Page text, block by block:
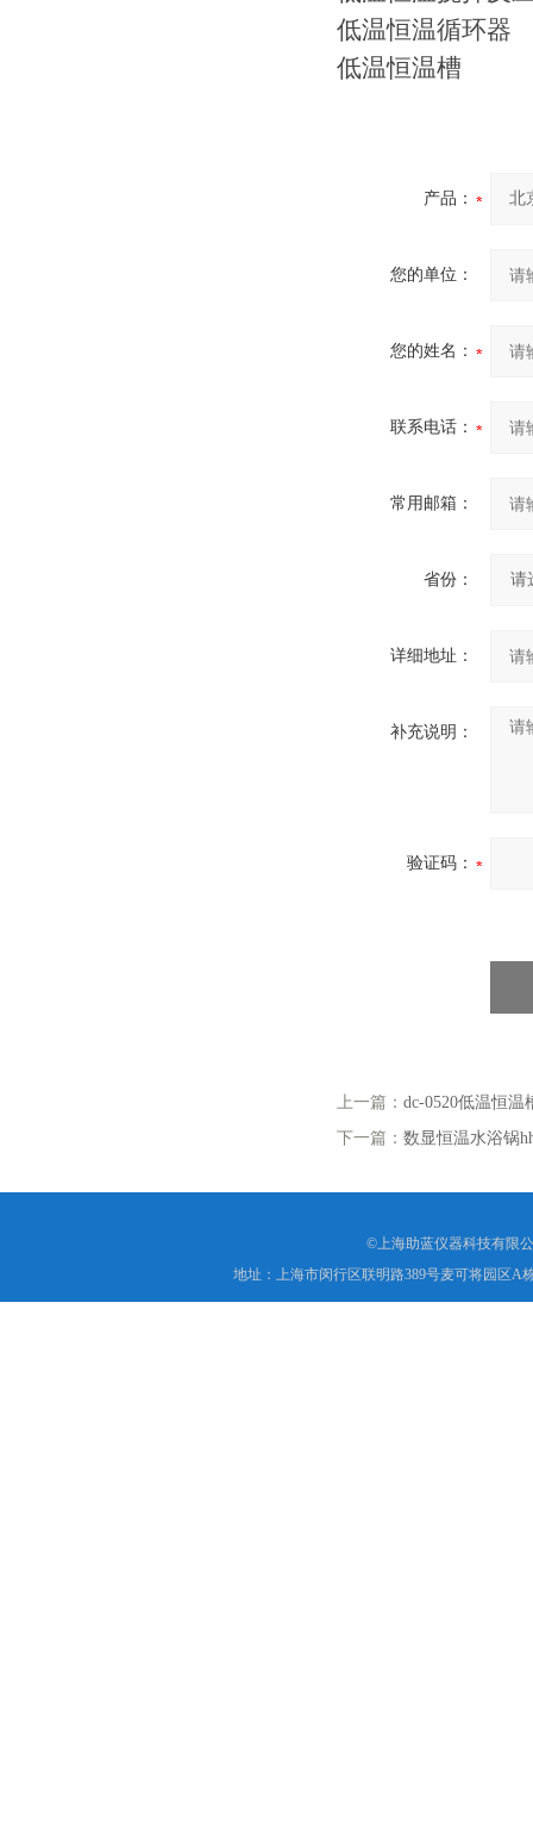
低温恒温循环器
低温恒温槽
产品：
您的单位：
您的姓名：
联系电话：
常用邮箱：
省份：
详细地址：
补充说明：
验证码：
上一篇： dc-0520低温恒
下一篇： 数显恒温水浴锅
©上海助蓝仪器科技有限
地址：上海市闵行区联明路389号麦可将园区A